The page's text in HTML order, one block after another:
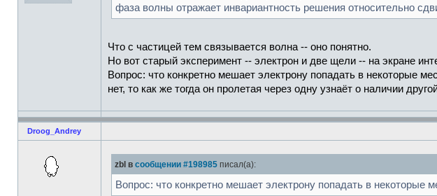
фаза волны отражает инвариантность решения относительно
Что с частицей тем связывается волна -- оно понятно.
Но вот старый эксперимент -- электрон и две щели -- на экране
Вопрос: что конкретно мешает электрону попадать в некоторые
нет, то как же тогда он пролетая через одну узнаёт о наличии
Droog_Andrey
zbl в сообщении #198985 писал(а):
Вопрос: что конкретно мешает электрону попадать в некоторые